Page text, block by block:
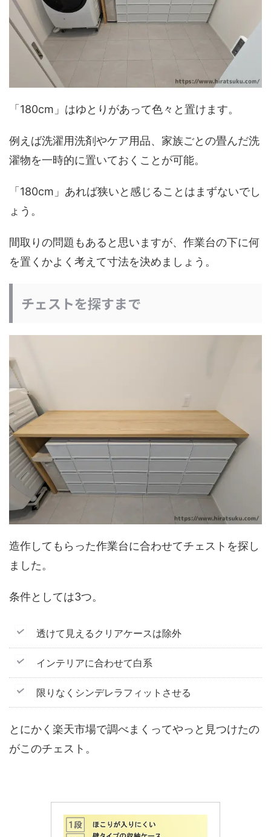
「180cm」はゆとりがあって色々と置けます。
例えば洗濯用洗剤やケア用品、家族ごとの畳んだ洗
濯物を一時的に置いておくことが可能。
「180cm」あれば狭いと感じることはまずないでし
ょう。
間取りの問題もあると思いますが、作業台の下に何
を置くかよく考えて寸法を決めましょう。
チェストを探すまで
造作してもらった作業台に合わせてチェストを探し
ました。
条件としては3つ。
透けて見えるクリアケースは除外
インテリアに合わせて白系
限りなくシンデレラフィットさせる
とにかく楽天市場で調べまくってやっと見つけたの
がこのチェスト。